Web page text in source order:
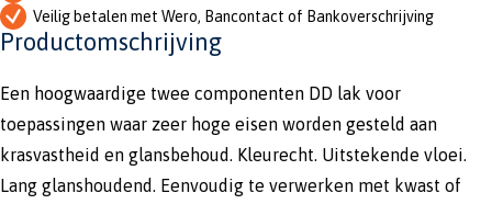
Veilig betalen met Wero, Bancontact of Bankoverschrijving
Productomschrijving
Een hoogwaardige twee componenten DD lak voor
toepassingen waar zeer hoge eisen worden gesteld aan
krasvastheid en glansbehoud. Kleurecht. Uitstekende vloei.
Lang glanshoudend. Eenvoudig te verwerken met kwast of